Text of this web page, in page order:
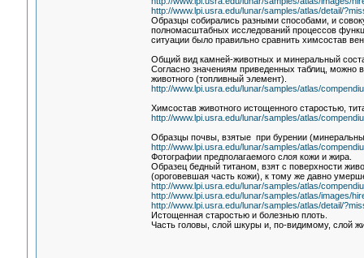
http://www.lpi.usra.edu/lunar/samples/atlas/detail/
Образцы собирались разными способами, и
полномасштабных исследований процессов
ситуации было правильно сравнить химсостав
Общий вид камней-животных и минеральный
Согласно значениям приведенных таблиц, можно
животного (топливный элемент).
http://www.lpi.usra.edu/lunar/samples/atlas/
Химсостав животного истощенного старостью,
http://www.lpi.usra.edu/lunar/samples/atlas/
Образцы почвы, взятые при бурении
http://www.lpi.usra.edu/lunar/samples/atlas/
Фотографии предполагаемого слоя кожи и жира.
Образец бедный титаном, взят с поверхности
(ороговевшая часть кожи), к тому же давно
http://www.lpi.usra.edu/lunar/samples/atlas/
http://www.lpi.usra.edu/lunar/samples/atlas/images/
http://www.lpi.usra.edu/lunar/samples/atlas/detail/
Истощенная старостью и болезнью плоть.
Часть головы, слой шкуры и, по-видимому, слой